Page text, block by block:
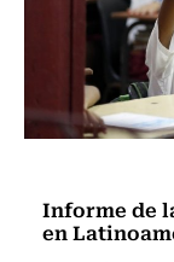
Informe de
en